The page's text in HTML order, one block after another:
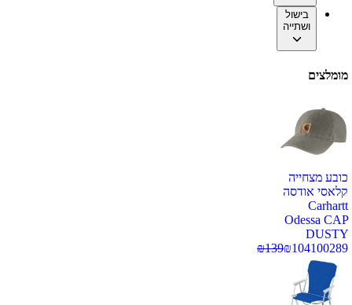
בישול
ושתייה
מומלצים
כובע מצחייה
קלאסי אודסה
Carhartt
Odessa CAP
DUSTY
100289
₪104
₪139